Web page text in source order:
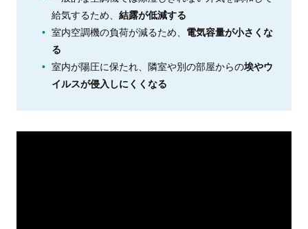
給気するため、 結露が低減する
室内空調機の負荷が減るため、 電気容量が小さくな
る
室内が陽圧に保たれ、隣室や別の部屋からの埃やウ
イルスが侵入しにくくなる